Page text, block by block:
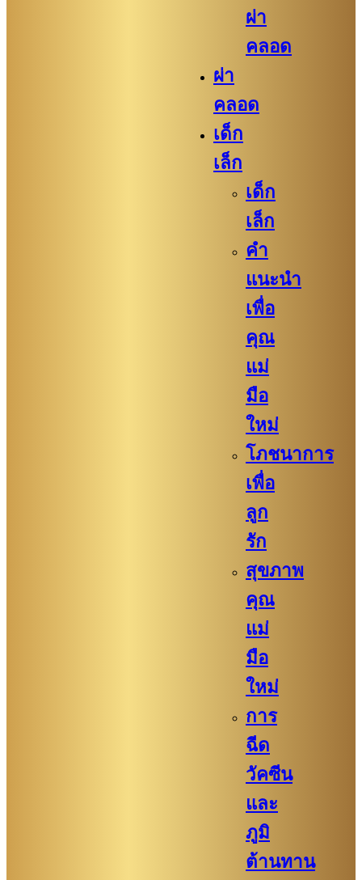
ผ่า
คลอด
ผ่า
คลอด
เด็ก
เล็ก
เด็ก
เล็ก
คำ
แนะนำ
เพื่อ
คุณ
แม่
มือ
ใหม่
โภชนาการ
เพื่อ
ลูก
รัก
สุขภาพ
คุณ
แม่
มือ
ใหม่
การ
ฉีด
วัคซีน
และ
ภูมิ
ต้านทาน